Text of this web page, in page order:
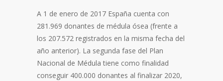
A 1 de enero de 2017 España cuenta con
281.969 donantes de médula ósea (frente a
los 207.572 registrados en la misma fecha del
año anterior). La segunda fase del Plan
Nacional de Médula tiene como finalidad
conseguir 400.000 donantes al finalizar 2020,